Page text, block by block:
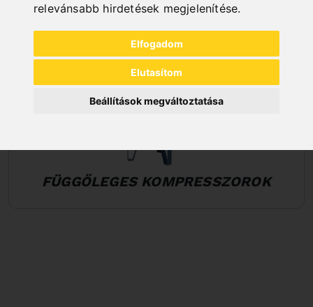
relevánsabb hirdetések megjelenítése.
Elfogadom
Elutasítom
Beállítások megváltoztatása
FÜGGŐLEGES KOMPRESSZOROK